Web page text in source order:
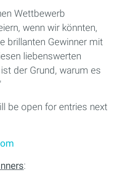
Wettbewerb
wenn wir könnten,
brillanten Gewinner mit
liebenswerten
der Grund, warum es
be open for entries next
: